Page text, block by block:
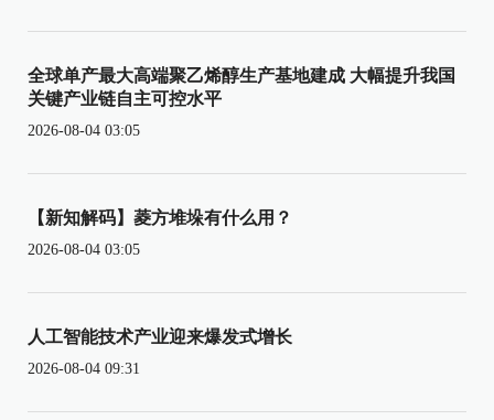
全球单产最大高端聚乙烯醇生产基地建成 大幅提升我国
关键产业链自主可控水平
2026-08-04 03:05
【新知解码】菱方堆垛有什么用？
2026-08-04 03:05
人工智能技术产业迎来爆发式增长
2026-08-04 09:31